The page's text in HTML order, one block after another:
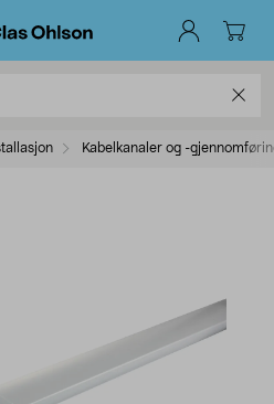
Kabelkanaler og -